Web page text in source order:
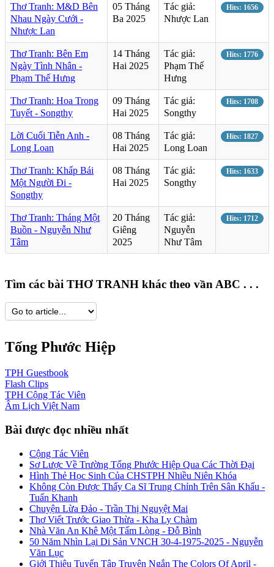
Thơ Tranh: M&D Bên
Nhau Ngày Cưới -
Nhược Lan
05 Tháng
Ba 2025
Tác giả:
Nhược Lan
Hits: 1656
Thơ Tranh: Bên Em
Ngày Tình Nhân -
Phạm Thế Hưng
14 Tháng
Hai 2025
Tác giả:
Phạm Thế
Hưng
Hits: 1776
Thơ Tranh: Hoa Trong
Tuyết - Songthy
09 Tháng
Hai 2025
Tác giả:
Songthy
Hits: 1708
Lời Cuối Tiễn Anh -
Long Loan
08 Tháng
Hai 2025
Tác giả:
Long Loan
Hits: 1827
Thơ Tranh: Khấp Bái
Một Người Đi -
Songthy
08 Tháng
Hai 2025
Tác giả:
Songthy
Hits: 1633
Thơ Tranh: Tháng Một
Buồn - Nguyễn Như
Tâm
20 Tháng
Giêng
2025
Tác giả:
Nguyễn
Như Tâm
Hits: 1712
Tìm các bài THƠ TRANH khác theo vần ABC . . .
Tống Phước Hiệp
TPH Guestbook
Flash Clips
TPH Cộng Tác Viên
Âm Lịch Việt Nam
Bài được đọc nhiều nhất
Cộng Tác Viên
Sơ Lược Về Trường Tống Phước Hiệp Qua Các Thời Đại
Hình Thẻ Học Sinh Của CHSTPH Nhiều Niên Khóa
Không Còn Được Thấy Ca Sĩ Trung Chỉnh Trên Sân Khấu -
Tuấn Khanh
Chuyện Lừa Đảo - Trần Thị Nguyệt Mai
Thơ Viết Trước Giao Thừa - Kha Ly Chàm
Nhà Văn An Khê Một Tấm Lòng - Đỗ Bình
50 Năm Nhìn Lại Di Sản VNCH 30-4-1975-2025 - Nguyễn
Văn Lục
Giới Thiệu Tuyển Tập Truyện Ngắn The Colors Of April -